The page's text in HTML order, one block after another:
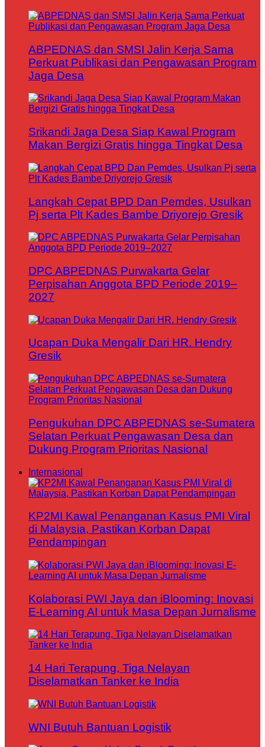
ABPEDNAS dan SMSI Jalin Kerja Sama
Perkuat Publikasi dan Pengawasan Program
Jaga Desa
Srikandi Jaga Desa Siap Kawal Program
Makan Bergizi Gratis hingga Tingkat Desa
Langkah Cepat BPD Dan Pemdes, Usulkan
Pj serta Plt Kades Bambe Driyorejo Gresik
DPC ABPEDNAS Purwakarta Gelar
Perpisahan Anggota BPD Periode 2019–
2027
Ucapan Duka Mengalir Dari HR. Hendry
Gresik
Pengukuhan DPC ABPEDNAS se-Sumatera
Selatan Perkuat Pengawasan Desa dan
Dukung Program Prioritas Nasional
Internasional
KP2MI Kawal Penanganan Kasus PMI Viral
di Malaysia, Pastikan Korban Dapat
Pendampingan
Kolaborasi PWI Jaya dan iBlooming: Inovasi
E-Learning AI untuk Masa Depan Jurnalisme
14 Hari Terapung, Tiga Nelayan
Diselamatkan Tanker ke India
WNI Butuh Bantuan Logistik